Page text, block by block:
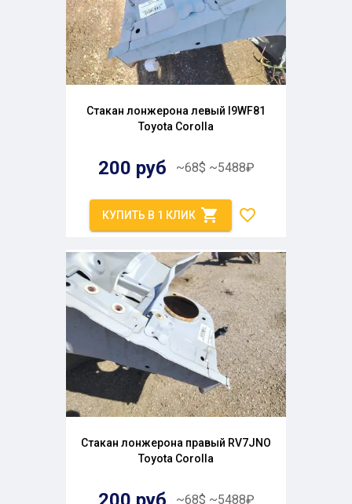
Стакан лонжерона левый I9WF81
Toyota Corolla
200 руб ~68$ ~5488₽
КУПИТЬ В 1 КЛИК
Стакан лонжерона правый RV7JNO
Toyota Corolla
~68$ ~5488₽